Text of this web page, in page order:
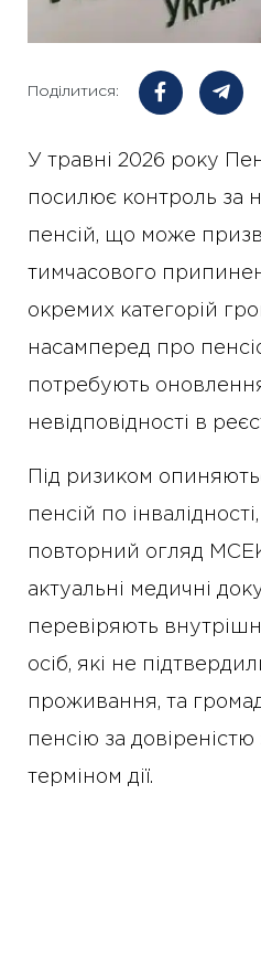
Поділитися:
У травні 2026 року
посилює контроль за
пенсій, що може
тимчасового
окремих категорій
насамперед про
потребують
невідповідності в
Під ризиком
пенсій по
повторний огляд
актуальні медичні
перевіряють
осіб, які не
проживання, та
пенсію за
терміном дії.